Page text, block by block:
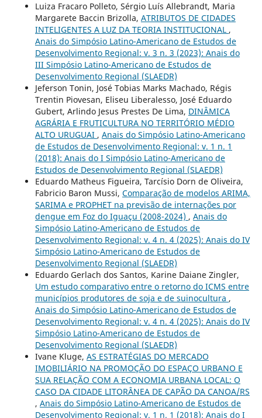
Luiza Fracaro Polleto, Sérgio Luís Allebrandt, Maria
Margarete Baccin Brizolla, ATRIBUTOS DE CIDADES
INTELIGENTES A LUZ DA TEORIA INSTITUCIONAL ,
Anais do Simpósio Latino-Americano de Estudos de
Desenvolvimento Regional: v. 3 n. 3 (2023): Anais do
III Simpósio Latino-Americano de Estudos de
Desenvolvimento Regional (SLAEDR)
Jeferson Tonin, José Tobias Marks Machado, Régis
Trentin Piovesan, Eliseu Liberalesso, José Eduardo
Gubert, Arlindo Jesus Prestes De Lima, DINÂMICA
AGRÁRIA E FRUTICULTURA NO TERRITÓRIO MÉDIO
ALTO URUGUAI , Anais do Simpósio Latino-Americano
de Estudos de Desenvolvimento Regional: v. 1 n. 1
(2018): Anais do I Simpósio Latino-Americano de
Estudos de Desenvolvimento Regional (SLAEDR)
Eduardo Matheus Figueira, Tarcísio Dorn de Oliveira,
Fabricio Baron Mussi, Comparação de modelos ARIMA,
SARIMA e PROPHET na previsão de internações por
dengue em Foz do Iguaçu (2008-2024) , Anais do
Simpósio Latino-Americano de Estudos de
Desenvolvimento Regional: v. 4 n. 4 (2025): Anais do IV
Simpósio Latino-Americano de Estudos de
Desenvolvimento Regional (SLAEDR)
Eduardo Gerlach dos Santos, Karine Daiane Zingler,
Um estudo comparativo entre o retorno do ICMS entre
municípios produtores de soja e de suinocultura ,
Anais do Simpósio Latino-Americano de Estudos de
Desenvolvimento Regional: v. 4 n. 4 (2025): Anais do IV
Simpósio Latino-Americano de Estudos de
Desenvolvimento Regional (SLAEDR)
Ivane Kluge, AS ESTRATÉGIAS DO MERCADO
IMOBILIÁRIO NA PROMOÇÃO DO ESPAÇO URBANO E
SUA RELAÇÃO COM A ECONOMIA URBANA LOCAL: O
CASO DA CIDADE LITORÂNEA DE CAPÃO DA CANOA/RS
, Anais do Simpósio Latino-Americano de Estudos de
Desenvolvimento Regional: v. 1 n. 1 (2018): Anais do I